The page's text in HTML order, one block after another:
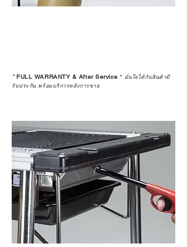
*FULL WARRANTY & After Service * มั่นใจได้กับสินค้ามี
รับประกัน พร้อมบริการหลังการขาย